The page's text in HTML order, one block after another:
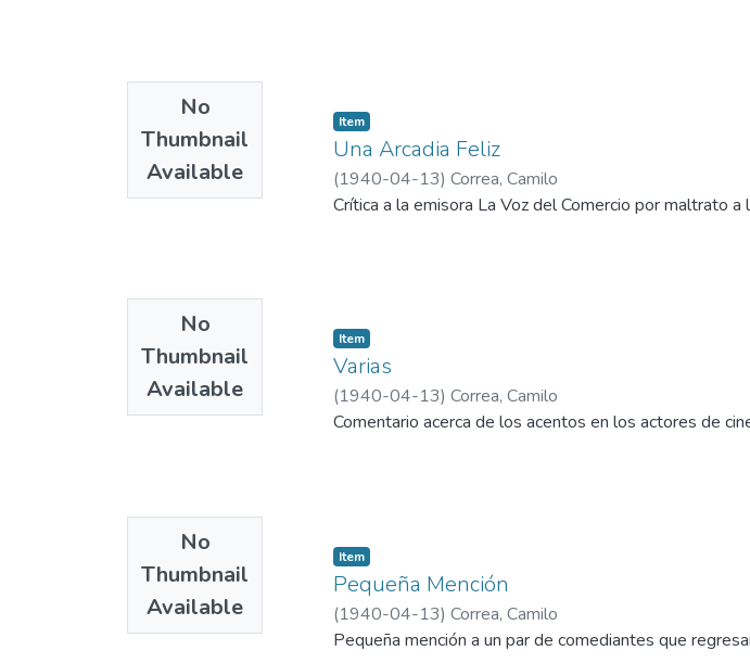
No
Thumbnail
Available
No
Thumbnail
Available
Item
Una Arcadia Feliz
(1940-04-13) Correa, Camilo
Crítica a la emisora La Voz del Comercio por maltrato a
No
Thumbnail
Available
Item
Varias
(1940-04-13) Correa, Camilo
Comentario acerca de los acentos en los actores de
Item
Pequeña Mención
(1940-04-13) Correa, Camilo
Pequeña mención a un par de comediantes que